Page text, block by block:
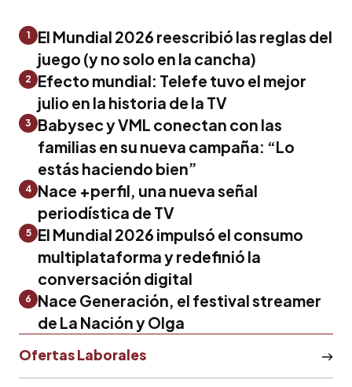
1
El Mundial 2026 reescribió las reglas del
juego (y no solo en la cancha)
2
Efecto mundial: Telefe tuvo el mejor
julio en la historia de la TV
3
Babysec y VML conectan con las
familias en su nueva campaña: “Lo
estás haciendo bien”
4 Nace +perfil, una nueva señal
periodística de TV
5
El Mundial 2026 impulsó el consumo
multiplataforma y redefinió la
conversación digital
6
Nace Generación, el festival streamer
de La Nación y Olga
Ofertas Laborales